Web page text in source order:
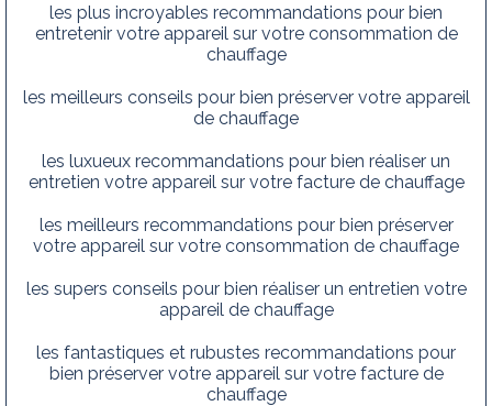
les plus incroyables recommandations pour bien
entretenir votre appareil sur votre consommation de
chauffage
les meilleurs conseils pour bien préserver votre appareil
de chauffage
les luxueux recommandations pour bien réaliser un
entretien votre appareil sur votre facture de chauffage
les meilleurs recommandations pour bien préserver
votre appareil sur votre consommation de chauffage
les supers conseils pour bien réaliser un entretien votre
appareil de chauffage
les fantastiques et rubustes recommandations pour
bien préserver votre appareil sur votre facture de
chauffage